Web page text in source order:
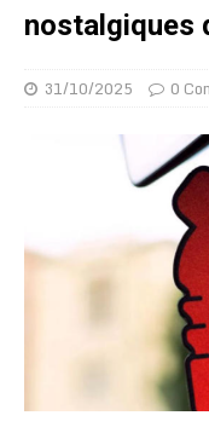
nostalgiques
31/10/2025 0